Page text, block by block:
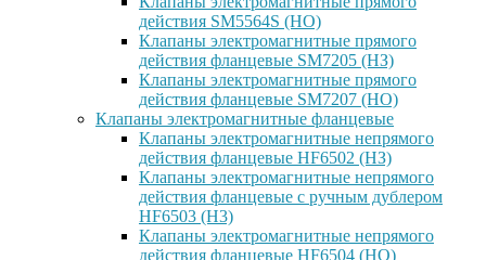
действия SM5564S (НО)
Клапаны электромагнитные прямого
действия фланцевые SM7205 (НЗ)
Клапаны электромагнитные прямого
действия фланцевые SM7207 (НО)
Клапаны электромагнитные фланцевые
Клапаны электромагнитные непрямого
действия фланцевые HF6502 (НЗ)
Клапаны электромагнитные непрямого
действия фланцевые с ручным дублером
HF6503 (Н3)
Клапаны электромагнитные непрямого
действия фланцевые HF6504 (НО)